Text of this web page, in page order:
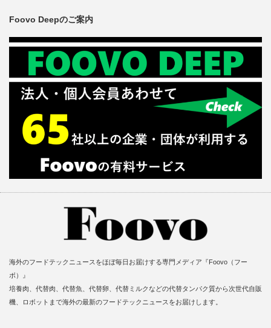
Foovo Deepのご案内
海外のフードテックニュースをほぼ毎日お届けする専門メディア『Foovo（フー
ボ）』
培養肉、代替肉、代替魚、代替卵、代替ミルクなどの代替タンパク質から次世代自販
機、ロボットまで海外の最新のフードテックニュースをお届けします。